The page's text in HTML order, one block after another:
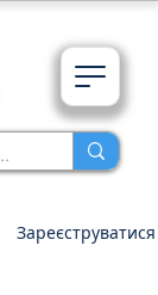
Зареєструватися